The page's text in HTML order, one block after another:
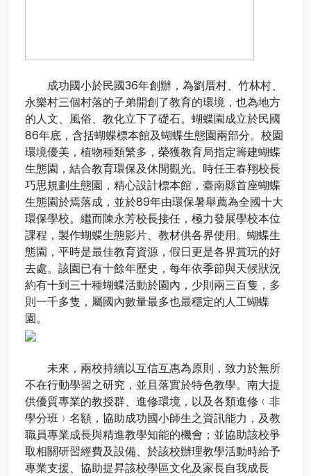
成功國小於民國36年創辦，為劉厝村、竹林村、
永樂村三個村落的子弟開創了教育的環境，也為地方
的人文、風俗、教化立下了礎石。蝴蝶園成立於民國
86年底，含括蝴蝶標本館及蝴蝶生態園兩部分。校園
環境優美，植物種類繁多，榮獲教育局指定籌建蝴蝶
生態園，結合教育環保及休閒觀光。時任王春翔校長
巧思規劃生態園，精心設計標本館，臺南縣首座蝴蝶
生態園於焉落成，並於89年由環保暑舉薦為全國十大
環保學校。繼而陳永芳校長接任，極力發展學校本位
課程，製作蝴蝶生態影片、教材供各界使用。蝴蝶生
態園，平時是最佳教育資源，假日更是各界賞玩的好
去處。該園已有十餘年歷史，每年依季節與天候狀況
約有十到三十種蝴蝶活動於園內，少則兩三百隻，多
則一千多隻，屬國內數量最多也最穩定的人工蝴蝶
園。
未來，兩校持續以互信互惠為原則，致力於無所
不在行動學習之研究，並且落實於特色教學。南大提
供優質專業的教授群、進修環境，以及各類進修﹙非
學分班﹚名額，協助成功國小師生之資訊能力，及教
職員專業成長與精進教學知能的機會；並協助該校爭
取相關研習經費及設備、於該校辦理教學活動時給予
專業支援、協助提昇該校學區文化及家長自我成長